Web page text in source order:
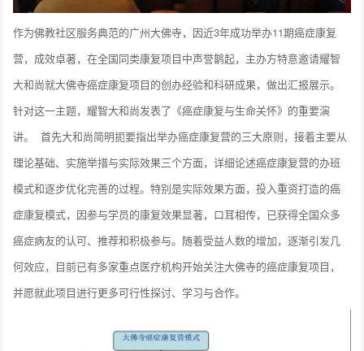
作为佛教社区服务典范的广州大佛寺，因近3年成功举办11期癌症康复
营，成效卓著，在全国同类康复项目中声誉鹊起，主办方特意邀请耀智
大和尚就大佛寺癌症康复项目的创办经验和科研成果，做出汇报展示。
针对这一主题，耀智大和尚发表了《癌症康复与生命关怀》的重要演
讲。
首先大和尚简明扼要指出举办癌症康复营的三大原则，接着主要从
理论基础、实施举措与实际效果三个方面，详细论述癌症康复营的办班
模式和逐步优化完善的过程。特别是实际效果方面，投入重资打造的癌
症康复模式，因参与学员的康复效果显著，口耳相传，已获得全国众多
癌症病友的认可、推荐和积极参与。随着受益人数的增加，逐渐引发几
何效应，目前已有多家重点医疗机构开始关注大佛寺的癌症康复项目，
并愿就此项目进行更多可行性探讨、学习与合作。